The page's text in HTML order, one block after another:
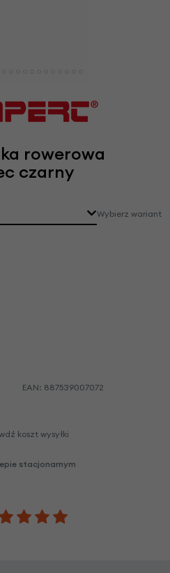
rowerowa
czarny
Wybierz wariant
EAN: 887539007072
koszt wysyłki
stacjonarnym